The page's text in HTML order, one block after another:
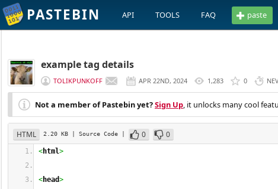
PASTEBIN API TOOLS FAQ paste
example tag details
TOLIKPUNKOFF APR 22ND, 2024 1,283 0
Not a member of Pastebin yet?Sign Up, it unlocks many cool
HTML 2.20 KB | Source Code | 0 0
<html>
<head>